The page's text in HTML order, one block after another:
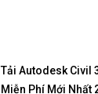
Tải Autodesk Civil
Miễn Phí Mới Nhất